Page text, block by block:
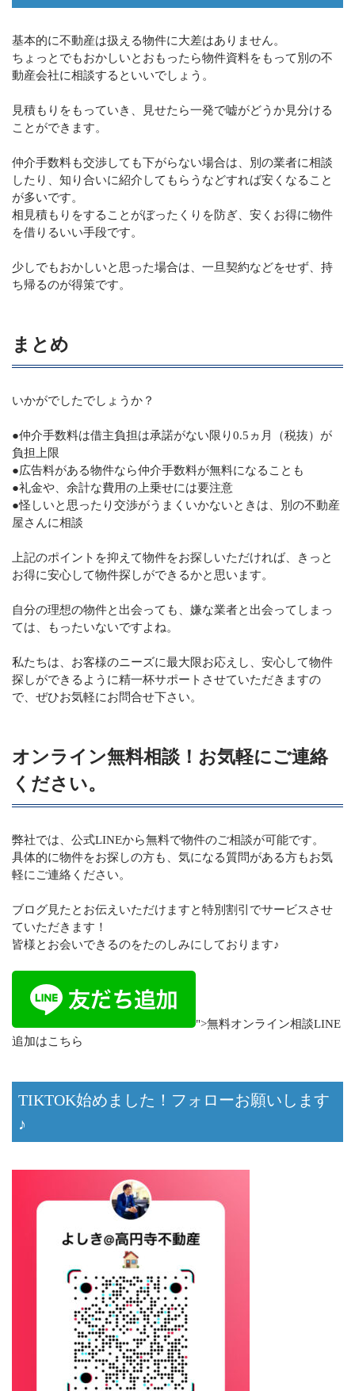
基本的に不動産は扱える物件に大差はありません。
ちょっとでもおかしいとおもったら物件資料をもって別の不
動産会社に相談するといいでしょう。
見積もりをもっていき、見せたら一発で嘘がどうか見分ける
ことができます。
仲介手数料も交渉しても下がらない場合は、別の業者に相談
したり、知り合いに紹介してもらうなどすれば安くなること
が多いです。
相見積もりをすることがぼったくりを防ぎ、安くお得に物件
を借りるいい手段です。
少しでもおかしいと思った場合は、一旦契約などをせず、持
ち帰るのが得策です。
まとめ
いかがでしたでしょうか？
●仲介手数料は借主負担は承諾がない限り0.5ヵ月（税抜）が
負担上限
●広告料がある物件なら仲介手数料が無料になることも
●礼金や、余計な費用の上乗せには要注意
●怪しいと思ったり交渉がうまくいかないときは、別の不動産
屋さんに相談
上記のポイントを抑えて物件をお探しいただければ、きっと
お得に安心して物件探しができるかと思います。
自分の理想の物件と出会っても、嫌な業者と出会ってしまっ
ては、もったいないですよね。
私たちは、お客様のニーズに最大限お応えし、安心して物件
探しができるように精一杯サポートさせていただきますの
で、ぜひお気軽にお問合せ下さい。
オンライン無料相談！お気軽にご連絡
ください。
弊社では、公式LINEから無料で物件のご相談が可能です。
具体的に物件をお探しの方も、気になる質問がある方もお気
軽にご連絡ください。
ブログ見たとお伝えいただけますと特別割引でサービスさせ
ていただきます！
皆様とお会いできるのをたのしみにしております♪
">無料オンライン相談LINE
追加はこちら
TIKTOK始めました！フォローお願いします
♪